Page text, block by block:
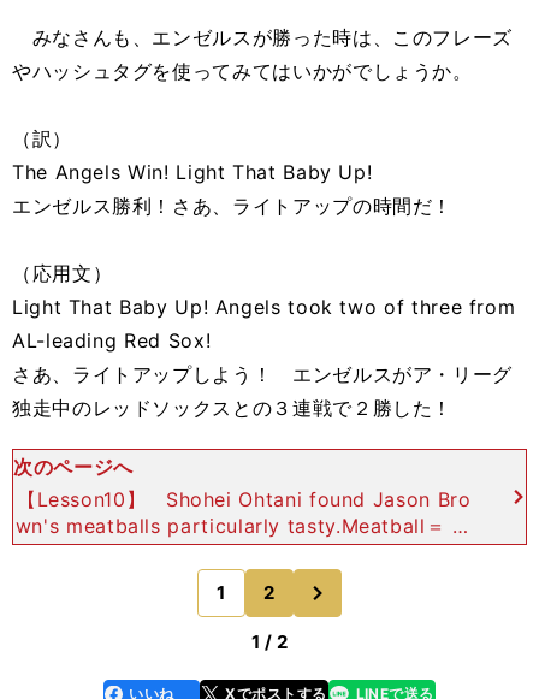
みなさんも、エンゼルスが勝った時は、このフレーズ
やハッシュタグを使ってみてはいかがでしょうか。
（訳）
The Angels Win! Light That Baby Up!
エンゼルス勝利！さあ、ライトアップの時間だ！
（応用文）
Light That Baby Up! Angels took two of three from
AL-leading Red Sox!
さあ、ライトアップしよう！ エンゼルスがア・リーグ
独走中のレッドソックスとの３連戦で２勝した！
次のページへ
【Lesson10】 Shohei Ohtani found Jason Bro
wn's meatballs particularly tasty.Meatball＝ 打
ちやすい球 野球中継で「ミート
1 2
1 / 2
faceboo いいね Xでポストする
line LINEで送る